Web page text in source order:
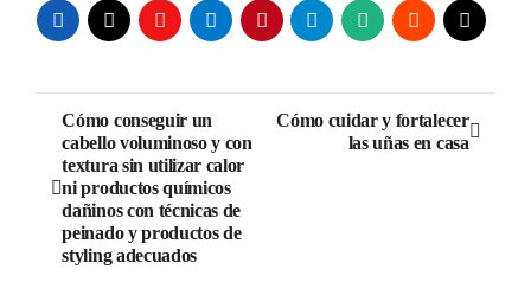
Navegación
de
entradas
Cómo conseguir un
cabello voluminoso y con
textura sin utilizar calor
ni productos químicos
dañinos con técnicas de
peinado y productos de
styling adecuados
Cómo cuidar y fortalecer
las uñas en casa